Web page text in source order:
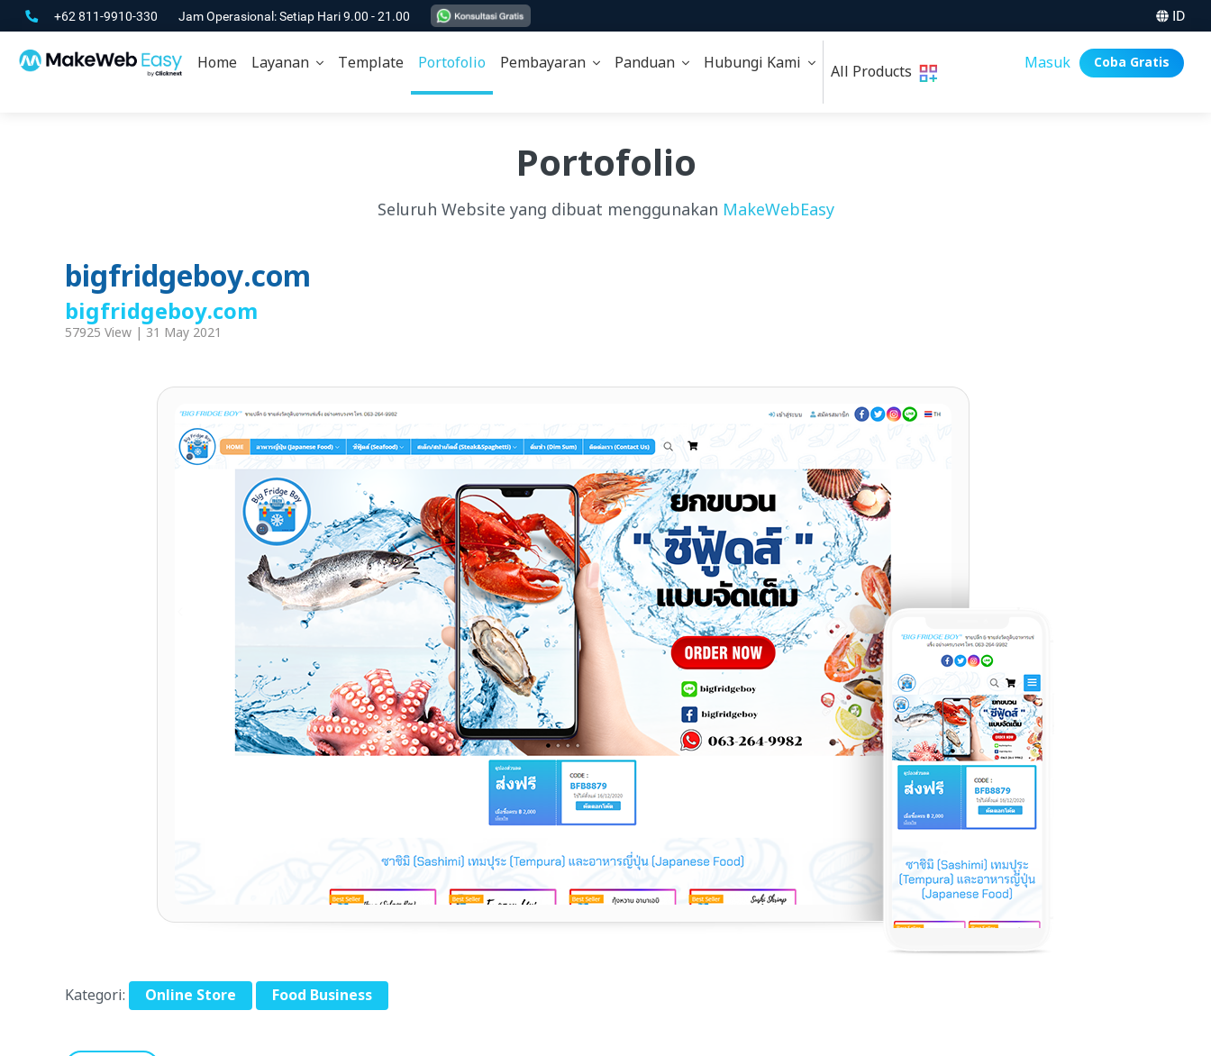
+62 811-9910-330 Jam Operasional: Setiap Hari 9.00 - 21.00 ID
Home Layanan Template Portofolio Pembayaran Panduan Hubungi Kami All Products Masuk Coba Gratis
Portofolio
Seluruh Website yang dibuat menggunakan MakeWebEasy
bigfridgeboy.com
bigfridgeboy.com
57925 View | 31 May 2021
Kategori: Online Store Food Business